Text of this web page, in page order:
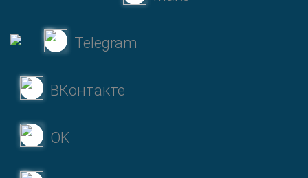
Telegram
ВКонтакте
OK